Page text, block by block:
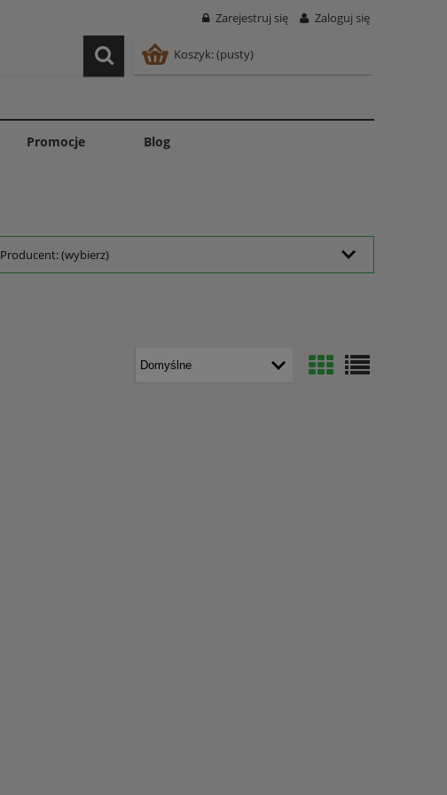
Zarejestruj się Zaloguj się
Koszyk:(pusty)
Promocje Blog
Producent: (wybierz)